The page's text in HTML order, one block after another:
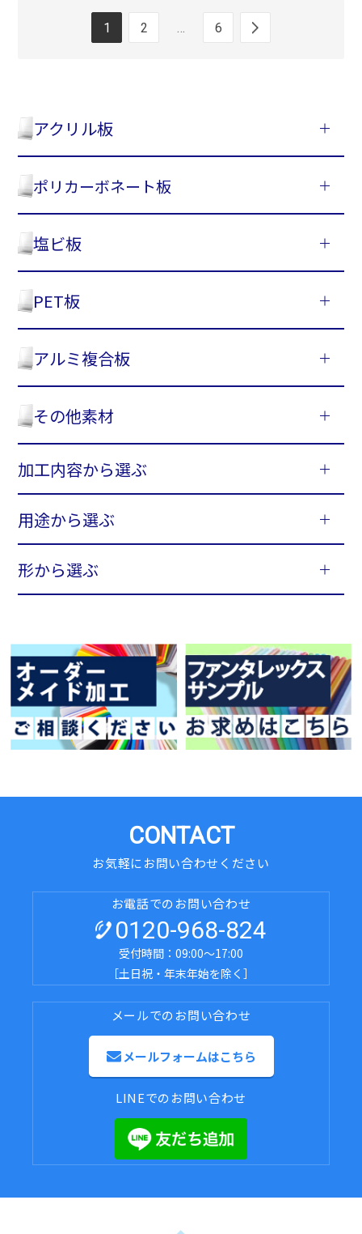
アクリル板
ポリカーボネート板
塩ビ板
PET板
アルミ複合板
その他素材
加工内容から選ぶ
用途から選ぶ
形から選ぶ
1 2 6
CONTACT
お気軽にお問い合わせください
お電話でのお問い合わせ
0120-968-824
受付時間：09:00～17:00
［土日祝・年末年始を除く］
メールでのお問い合わせ
メールフォームはこちら
LINEでのお問い合わせ